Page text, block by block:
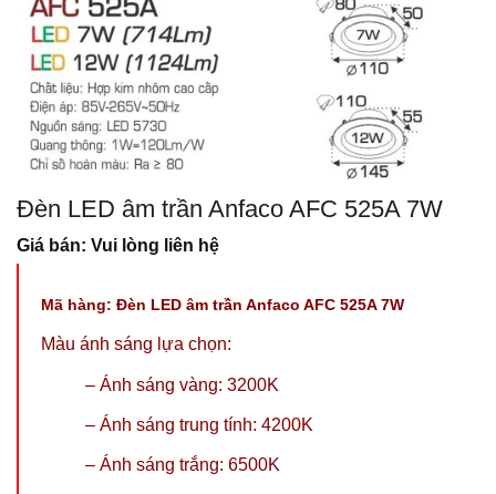
Đèn LED âm trần Anfaco AFC 525A 7W
Giá bán: Vui lòng liên hệ
Mã hàng: Đèn LED âm trần Anfaco AFC 525A 7W
Màu ánh sáng lựa chọn:
– Ánh sáng vàng: 3200K
– Ánh sáng trung tính: 4200K
– Ánh sáng trắng: 6500K